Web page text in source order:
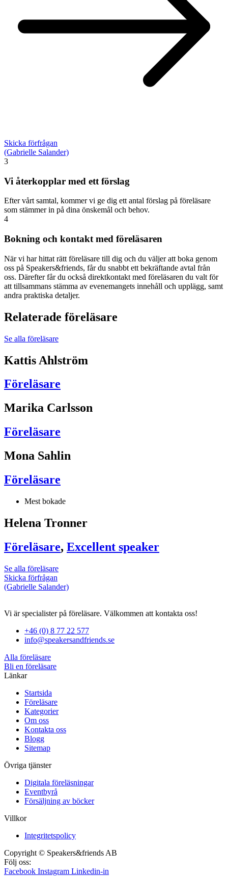
Skicka förfrågan
(Gabrielle Salander)
3
Vi återkopplar med ett förslag
Efter vårt samtal, kommer vi ge dig ett antal förslag på föreläsare
som stämmer in på dina önskemål och behov.
4
Bokning och kontakt med föreläsaren
När vi har hittat rätt föreläsare till dig och du väljer att boka genom
oss på Speakers&friends, får du snabbt ett bekräftande avtal från
oss. Därefter får du också direktkontakt med föreläsaren du valt för
att tillsammans stämma av evenemangets innehåll och upplägg, samt
andra praktiska detaljer.
Relaterade föreläsare
Se alla föreläsare
Kattis Ahlström
Föreläsare
Marika Carlsson
Föreläsare
Mona Sahlin
Föreläsare
Mest bokade
Helena Tronner
Föreläsare, Excellent speaker
Se alla föreläsare
Skicka förfrågan
(Gabrielle Salander)
Vi är specialister på föreläsare. Välkommen att kontakta oss!
+46 (0) 8 77 22 577
info@speakersandfriends.se
Alla föreläsare
Bli en föreläsare​
Länkar
Startsida
Föreläsare
Kategorier
Om oss
Kontakta oss
Blogg
Sitemap
Övriga tjänster
Digitala föreläsningar
Eventbyrå
Försäljning av böcker
Villkor
Integritetspolicy
Copyright © Speakers&friends AB
Följ oss:
Facebook Instagram Linkedin-in